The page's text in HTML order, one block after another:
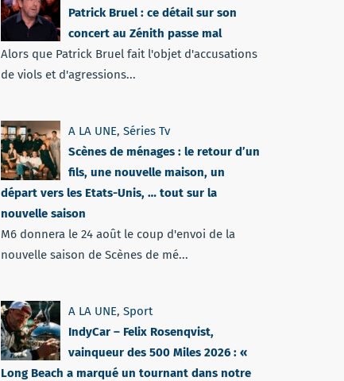
Patrick Bruel : ce détail sur son
concert au Zénith passe mal
Alors que Patrick Bruel fait l'objet d'accusations
de viols et d'agressions...
A LA UNE, Séries Tv
Scènes de ménages : le retour d’un
fils, une nouvelle maison, un
départ vers les Etats-Unis, … tout sur la
nouvelle saison
M6 donnera le 24 août le coup d'envoi de la
nouvelle saison de Scènes de mé...
A LA UNE, Sport
IndyCar – Felix Rosenqvist,
vainqueur des 500 Miles 2026 : «
Long Beach a marqué un tournant dans notre